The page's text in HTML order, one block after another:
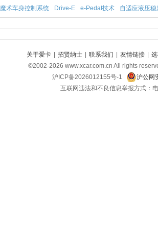
魔术车身控制系统 Drive-E e-Pedal技术 自适应液压
关于爱卡 招贤纳士 联系我们 友情链接
©2002-2026 www.xcar.com.cn All rights
沪ICP备2026012155号-1
沪公网
互联网违法和不良信息举报方式：